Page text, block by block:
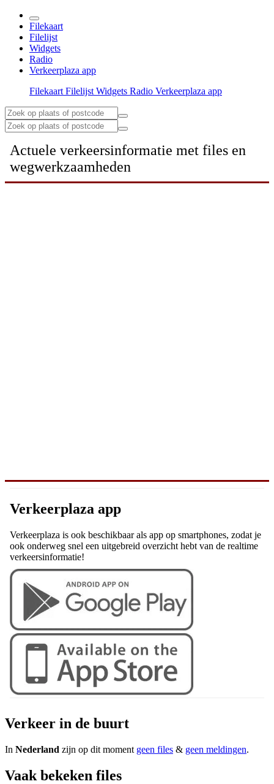
Filekaart
Filelijst
Widgets
Radio
Verkeerplaza app
Filekaart Filelijst Widgets Radio Verkeerplaza app
Actuele verkeersinformatie met files en
wegwerkzaamheden
Verkeerplaza app
Verkeerplaza is ook beschikbaar als app op smartphones, zodat je
ook onderweg snel een uitgebreid overzicht hebt van de realtime
verkeersinformatie!
Verkeer in de buurt
In Nederland zijn op dit moment geen files & geen meldingen.
Vaak bekeken files